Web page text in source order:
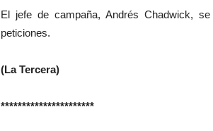
El jefe de campaña, Andrés Chadwick,
peticiones.
(La Tercera)
**********************